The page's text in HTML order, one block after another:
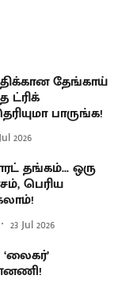
திக்கான தேங்காய்
ட்ரிக்
பாருங்க!
2026
தங்கம்... ஒரு
பெரிய
23 Jul 2026